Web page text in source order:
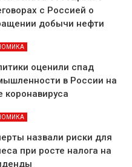
с Россией о
добычи нефти
оценили спад
в России на
коронавируса
назвали риски для
при росте налога на